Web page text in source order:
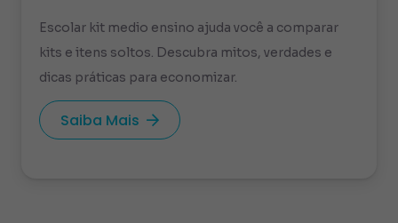
Escolar kit medio ensino ajuda você a comparar
kits e itens soltos. Descubra mitos, verdades e
dicas práticas para economizar.
Saiba Mais